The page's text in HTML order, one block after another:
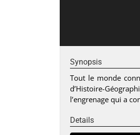
Synopsis
Tout le monde
d’Histoire-
l’engrenage qui a
Details